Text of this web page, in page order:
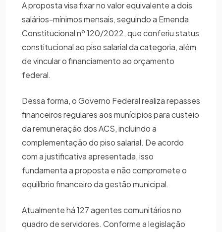
A proposta visa fixar no valor equivalente a dois
salários-mínimos mensais, seguindo a Emenda
Constitucional nº 120/2022, que conferiu status
constitucional ao piso salarial da categoria, além
de vincular o financiamento ao orçamento
federal.
Dessa forma, o Governo Federal realiza repasses
financeiros regulares aos munícipios para custeio
da remuneração dos ACS, incluindo a
complementação do piso salarial. De acordo
com a justificativa apresentada, isso
fundamenta a proposta e não compromete o
equilíbrio financeiro da gestão municipal.
Atualmente há 127 agentes comunitários no
quadro de servidores. Conforme a legislação